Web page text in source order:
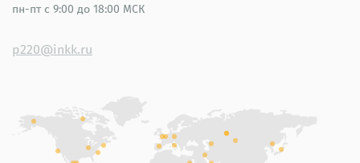
пн-пт с 9:00 до 18:00 МСК
p220@inkk.ru